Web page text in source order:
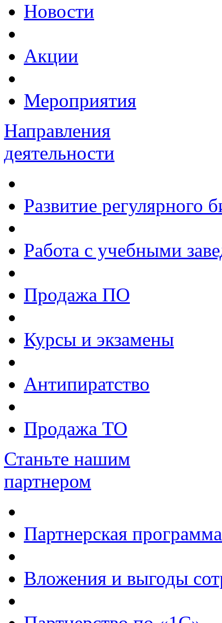
Новости
Акции
Мероприятия
Направления
деятельности
Развитие регулярного
Работа с учебными
Продажа ПО
Курсы и экзамены
Антипиратство
Продажа ТО
Станьте нашим
партнером
Партнерская программа
Вложения и выгоды